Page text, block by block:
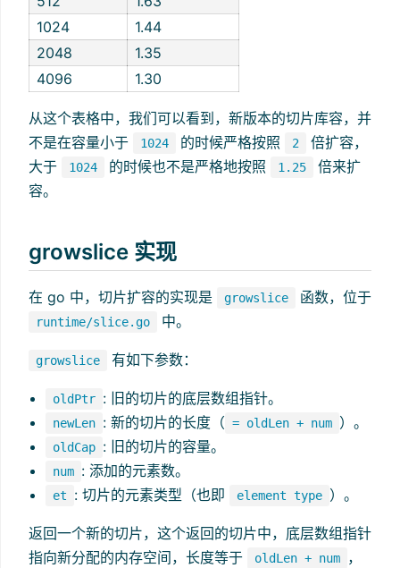
1024
1.44
2048
1.35
4096
1.30
从这个表格中，我们可以看到，新版本的切片库容，并
不是在容量小于
1024 的时候严格按照 2
倍扩容，
大于
1024 的时候也不是严格地按照 1.25
倍来扩
容。
growslice 实现
在 go 中，切片扩容的实现是 growslice 函数，位于
runtime/slice.go 中。
growslice 有如下参数：
oldPtr : 旧的切片的底层数组指针。
newLen : 新的切片的长度（ = oldLen + num ）。
oldCap : 旧的切片的容量。
num : 添加的元素数。
et : 切片的元素类型（也即 element type ）。
返回一个新的切片，这个返回的切片中，底层数组指针
指向新分配的内存空间，长度等于
oldLen + num
，